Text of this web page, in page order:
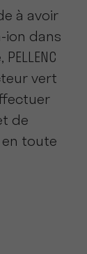
à avoir
ion dans
vert
de
toute